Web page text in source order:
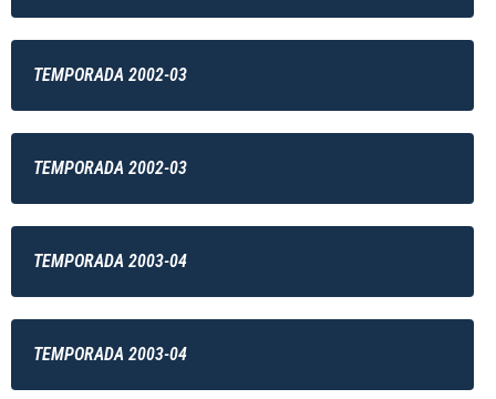
TEMPORADA 2002-03
TEMPORADA 2002-03
TEMPORADA 2003-04
TEMPORADA 2003-04